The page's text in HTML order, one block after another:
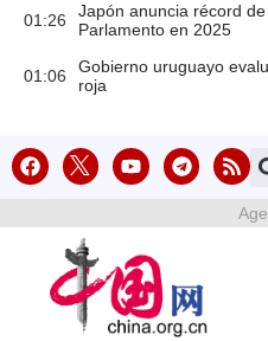
01:26
Japón anuncia récord
Parlamento en 2025
01:06
Gobierno uruguayo
roja